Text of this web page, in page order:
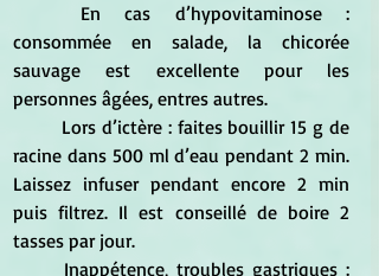
consommée en salade, la chicorée
sauvage est excellente pour les
personnes âgées, entres autres.
racine dans 500 ml d’eau pendant 2 min.
Laissez infuser pendant encore 2 min
puis filtrez. Il est conseillé de boire 2
tasses par jour.